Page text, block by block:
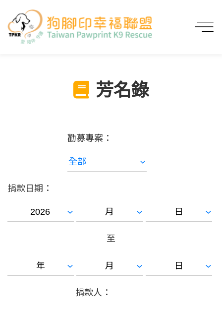
芳名錄
勸募專案：
捐款日期：
至
捐款人：